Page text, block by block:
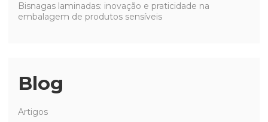
Bisnagas laminadas: inovação e praticidade na
embalagem de produtos sensíveis
Blog
Artigos